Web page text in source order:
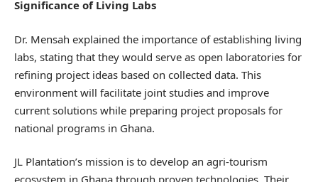
Significance of Living Labs
Dr. Mensah explained the importance of establishing living
labs, stating that they would serve as open laboratories for
refining project ideas based on collected data. This
environment will facilitate joint studies and improve
current solutions while preparing project proposals for
national programs in Ghana.
JL Plantation’s mission is to develop an agri-tourism
ecosystem in Ghana through proven technologies. Their